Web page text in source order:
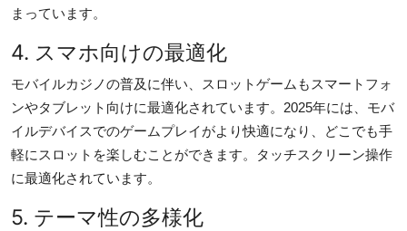
まっています。
4. スマホ向けの最適化
モバイルカジノの普及に伴い、スロットゲームもスマートフォ
ンやタブレット向けに最適化されています。2025年には、モバ
イルデバイスでのゲームプレイがより快適になり、どこでも手
軽にスロットを楽しむことができます。タッチスクリーン操作
に最適化されています。
5. テーマ性の多様化